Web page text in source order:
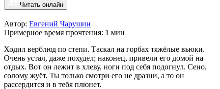
Читать онлайн
Автор: Евгений Чарушин
Примерное время прочтения: 1 мин
Ходил верблюд по степи. Таскал на горбах тяжёлые вьюки.
Очень устал, даже похудел; наконец, привели его домой на
отдых. Вот он лежит в хлеву, ноги под себя подогнул. Сено,
солому жуёт. Ты только смотри его не дразни, а то он
рассердится и в тебя плюнет.